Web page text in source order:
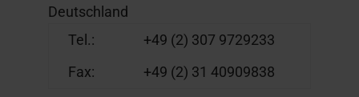
Deutschland
Tel.:
+49 (2) 307 9729233
Fax:
+49 (2) 31 40909838